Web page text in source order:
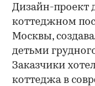
Дизайн-проект
коттеджном
Москвы,
детьми
Заказчики
коттеджа в